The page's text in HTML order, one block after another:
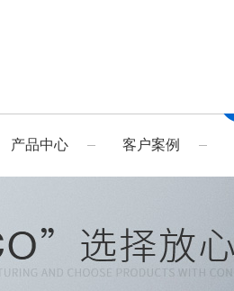
产品中心 客户案例